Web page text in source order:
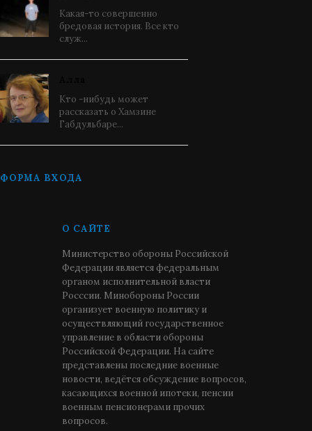
Какая-то совершенно
бредовая история. Все кто
служ...
Кто -нибудь может
рассказать о Хамзине
Габдульбаре...
ФОРМА ВХОДА
О САЙТЕ
Министерство обороны Российской
Федерации является федеральным
органом исполнительной власти
Росссии. Минобороны России
организует военную политику и
осуществляющий государственное
управление в области обороны
Российской Федерации. На сайте
представлены последние военные
новости, ведётся обсуждение вопросов,
касающихся военной ипотеки, пенсии
военным пенсионерами прочих
вопросов.